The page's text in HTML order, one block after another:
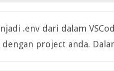
.env dari dalam
dengan project anda.